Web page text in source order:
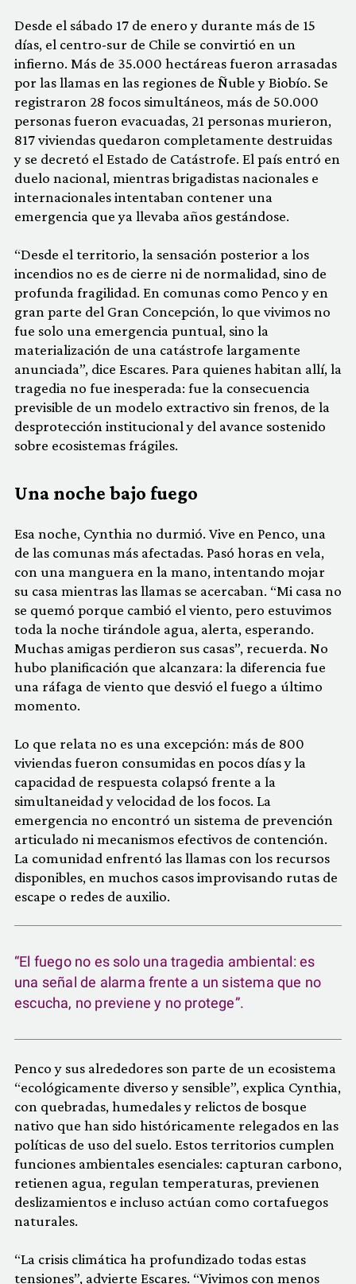
Desde el sábado 17 de enero y durante más de 15
días, el centro-sur de Chile se convirtió en un
infierno. Más de 35.000 hectáreas fueron arrasadas
por las llamas en las regiones de Ñuble y Biobío. Se
registraron 28 focos simultáneos, más de 50.000
personas fueron evacuadas, 21 personas murieron,
817 viviendas quedaron completamente destruidas
y se decretó el Estado de Catástrofe. El país entró en
duelo nacional, mientras brigadistas nacionales e
internacionales intentaban contener una
emergencia que ya llevaba años gestándose.
“Desde el territorio, la sensación posterior a los
incendios no es de cierre ni de normalidad, sino de
profunda fragilidad. En comunas como Penco y en
gran parte del Gran Concepción, lo que vivimos no
fue solo una emergencia puntual, sino la
materialización de una catástrofe largamente
anunciada”, dice Escares. Para quienes habitan allí, la
tragedia no fue inesperada: fue la consecuencia
previsible de un modelo extractivo sin frenos, de la
desprotección institucional y del avance sostenido
sobre ecosistemas frágiles.
Una noche bajo fuego
Esa noche, Cynthia no durmió. Vive en Penco, una
de las comunas más afectadas. Pasó horas en vela,
con una manguera en la mano, intentando mojar
su casa mientras las llamas se acercaban. “Mi casa no
se quemó porque cambió el viento, pero estuvimos
toda la noche tirándole agua, alerta, esperando.
Muchas amigas perdieron sus casas”, recuerda. No
hubo planificación que alcanzara: la diferencia fue
una ráfaga de viento que desvió el fuego a último
momento.
Lo que relata no es una excepción: más de 800
viviendas fueron consumidas en pocos días y la
capacidad de respuesta colapsó frente a la
simultaneidad y velocidad de los focos. La
emergencia no encontró un sistema de prevención
articulado ni mecanismos efectivos de contención.
La comunidad enfrentó las llamas con los recursos
disponibles, en muchos casos improvisando rutas de
escape o redes de auxilio.
“El fuego no es solo una tragedia ambiental: es
una señal de alarma frente a un sistema que no
escucha, no previene y no protege”.
Penco y sus alrededores son parte de un ecosistema
“ecológicamente diverso y sensible”, explica Cynthia,
con quebradas, humedales y relictos de bosque
nativo que han sido históricamente relegados en las
políticas de uso del suelo. Estos territorios cumplen
funciones ambientales esenciales: capturan carbono,
retienen agua, regulan temperaturas, previenen
deslizamientos e incluso actúan como cortafuegos
naturales.
“La crisis climática ha profundizado todas estas
tensiones”, advierte Escares. “Vivimos con menos